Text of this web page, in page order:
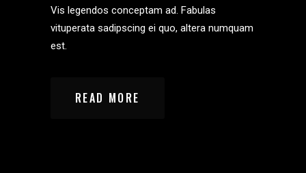
Vis legendos conceptam ad. Fabulas
vituperata sadipscing ei quo, altera numquam
est.
READ MORE